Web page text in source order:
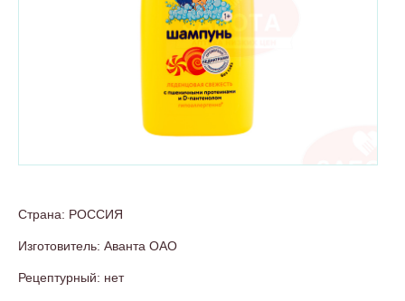
Страна: РОССИЯ
Изготовитель: Аванта ОАО
Рецептурный: нет